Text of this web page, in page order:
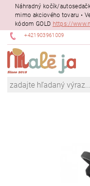
Náhradný kočík/
mimo akciového tovaru •
kódom GOLD https://
+421903961009